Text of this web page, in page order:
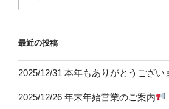
索:
最近の投稿
2025/12/31 本年もありがとうござい
2025/12/26 年末年始営業のご案内